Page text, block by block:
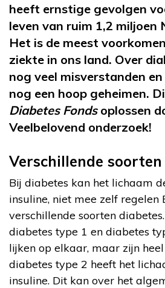
heeft ernstige gevolgen
leven van ruim 1,2 miljoen
Het is de meest
ziekte in ons land. Over
nog veel misverstanden
nog een hoop geheimen.
Diabetes Fondsoplossen
Veelbelovend onderzoek!
Verschillende
Bij diabetes kan het lichaam
insuline, niet mee zelf regelen
verschillende soorten
diabetes type 1 en diabetes
lijken op elkaar, maar zijn
diabetes type 2 heeft het
insuline. Dit kan over het